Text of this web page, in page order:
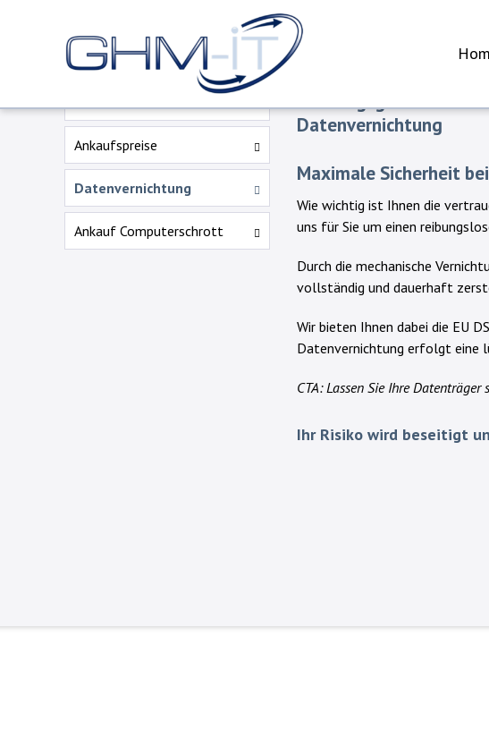
Unsere Leistungen
Ankaufspreise
Datenvernichtung
Ankauf Computerschrott
Ordnungsgemäße
Ordnungsgemäße
Datenvernichtung
Maximale Sicherheit
Wie wichtig ist Ihnen die
uns für Sie um einen
Durch die mechanische
vollständig und dauerhaft
Wir bieten Ihnen dabei die EU
Datenvernichtung erfolgt eine
CTA: Lassen Sie Ihre
Ihr Risiko wird beseitigt